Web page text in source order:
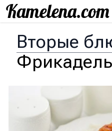
Вторые